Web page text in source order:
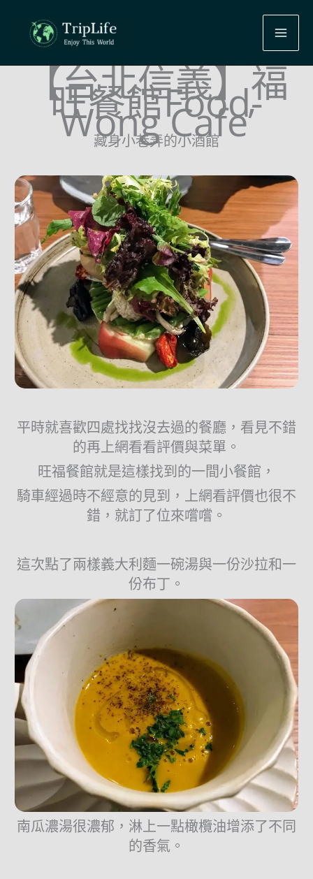
要 【台北信義】福
旺餐館Food-
Wong Cafe’
藏身小巷弄的小酒館
平時就喜歡四處找找沒去過的餐廳，看見不錯
的再上網看看評價與菜單。
旺福餐館就是這樣找到的一間小餐館，
騎車經過時不經意的見到，上網看評價也很不
錯，就訂了位來嚐嚐。
這次點了兩樣義大利麵一碗湯與一份沙拉和一
份布丁。
南瓜濃湯很濃郁，淋上一點橄欖油增添了不同
的香氣。